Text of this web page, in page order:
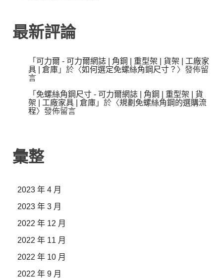
最新評論
「 可力爾 - 可力爾網誌 | 角鋼 | 重型架 | 貨架 | 工廠家
具 | 倉庫 」於〈如何選定免螺絲角鋼尺寸？ 〉發佈留
言
「 免螺絲角鋼尺寸 - 可力爾網誌 | 角鋼 | 重型架 | 貨
架 | 工廠家具 | 倉庫 」於〈規劃免螺絲角鋼的選購流
程〉發佈留言
彙整
2023 年 4 月
2023 年 3 月
2022 年 12 月
2022 年 11 月
2022 年 10 月
2022 年 9 月